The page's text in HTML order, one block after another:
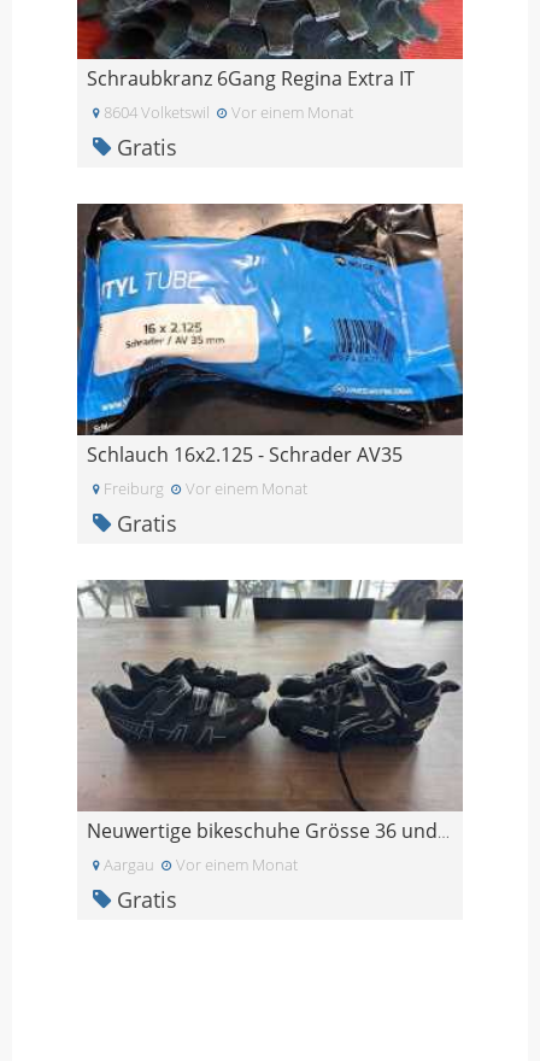
Schraubkranz 6Gang Regina Extra IT
8604 Volketswil Vor einem Monat
Gratis
Schlauch 16x2.125 - Schrader AV35
Freiburg Vor einem Monat
Gratis
Neuwertige bikeschuhe Grösse 36 und 39
Aargau Vor einem Monat
Gratis